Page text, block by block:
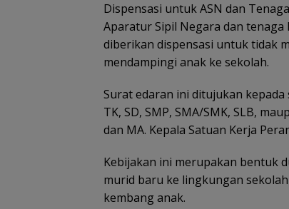
Dispensasi untuk ASN dan
Aparatur Sipil Negara dan
diberikan dispensasi untuk tidak
mendampingi anak ke sekolah.
Surat edaran ini ditujukan kepada
TK, SD, SMP, SMA/SMK, SLB,
dan MA. Kepala Satuan Kerja
Kebijakan ini merupakan bentuk
murid baru ke lingkungan
kembang anak.